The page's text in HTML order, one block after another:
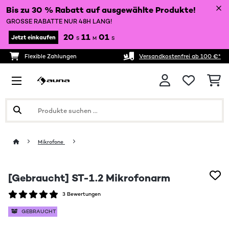
Bis zu 30 % Rabatt auf ausgewählte Produkte!
GROSSE RABATTE NUR 48H LANG!
Jetzt einkaufen 20 S 11 M 01 S
Flexible Zahlungen Versandkostenfrei ab 100 €*
Mikrofone
[Gebraucht] ST-1.2 Mikrofonarm
3 Bewertungen
GEBRAUCHT